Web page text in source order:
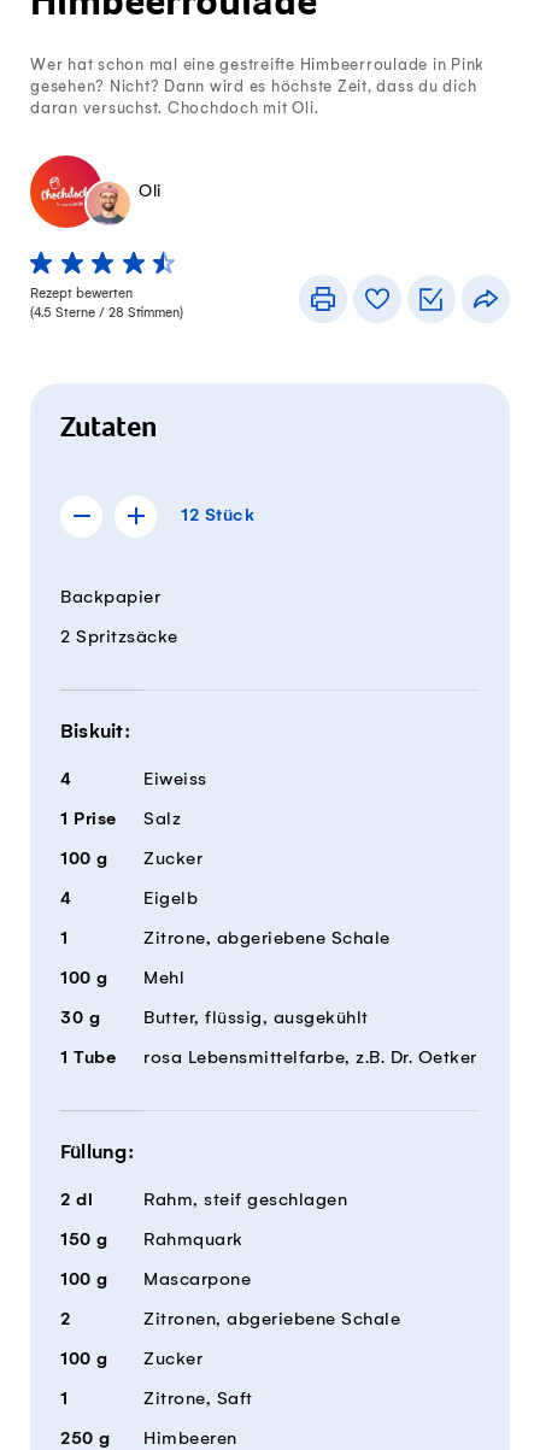
Wer hat schon mal eine gestreifte Himbeerroulade in Pink
gesehen? Nicht? Dann wird es höchste Zeit, dass du dich
daran versuchst. Chochdoch mit Oli.
Oli
1 von 5 Sterne
2 von 5 Sterne
3 von 5 Sterne
4 von 5 Sterne
5 von 5 Sterne
Rezept bewerten
(4.5 Sterne / 28 Stimmen)
DruckenRezeptbuch
Zutaten
12 Stück
Rezept für 11 Stück anzeigen
Rezept für 13 Stück anzeigen
12 Stück
MengeZutaten
Backpapier
2 Spritzsäcke
Biskuit:
4 Eiweiss
1 Prise Salz
100 g Zucker
4 Eigelb
1 Zitrone, abgeriebene Schale
100 g Mehl
30 g Butter, flüssig, ausgekühlt
1 Tube rosa Lebensmittelfarbe, z.B. Dr. Oetker
Füllung:
2 dl Rahm, steif geschlagen
150 g Rahmquark
100 g Mascarpone
2 Zitronen, abgeriebene Schale
100 g Zucker
1 Zitrone, Saft
250 g Himbeeren